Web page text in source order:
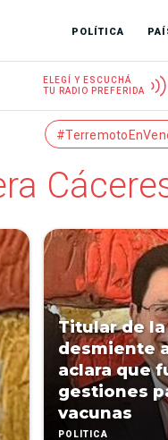
POLÍTICA
ELEGÍ Y ESCUCHÁ
TU RADIO PREFERIDA
Titular de la
desmiente
aclara que
gestiones
vacunas
POLÍTICA